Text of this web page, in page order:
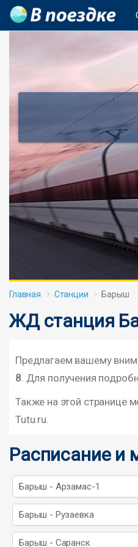
Главная Станции Барыш
ЖД станция
Предлагаем вашему
8 . Для получения
Также на этой странице
Tutu.ru.
Расписание и
Барыш - Арзамас-1
Барыш - Рузаевка
Барыш - Саранск